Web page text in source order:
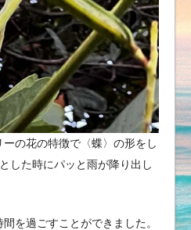
の花の特徴で〈蝶〉の形をし
した時にパッと雨が降り出し
を過ごすことができました。